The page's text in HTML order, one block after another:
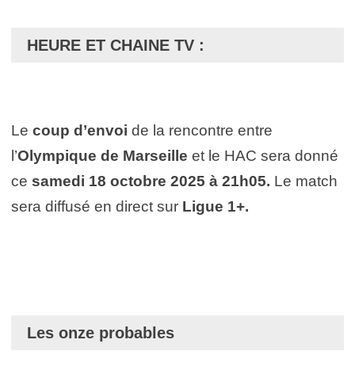
HEURE ET CHAINE TV :
Le coup d’envoi de la rencontre entre
l’Olympique de Marseille et le HAC sera donné
ce samedi 18 octobre 2025 à 21h05. Le match
sera diffusé en direct sur Ligue 1+.
Les onze probables